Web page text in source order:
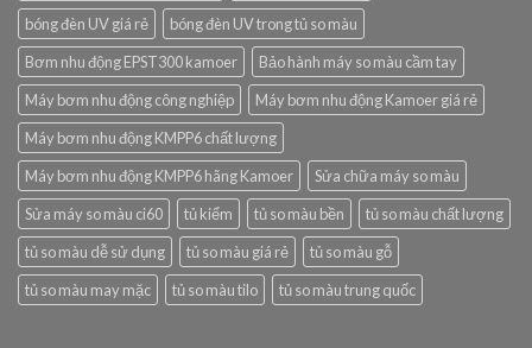
bóng đèn UV giá rẻ
bóng đèn UV trong tủ so màu
Bơm nhu động EPST300 kamoer
Bảo hành máy so màu cầm tay
Máy bơm nhu động công nghiệp
Máy bơm nhu động Kamoer giá rẻ
Máy bơm nhu động KMPP6 chất lượng
Máy bơm nhu động KMPP6 hãng Kamoer
Sửa chữa máy so màu
Sửa máy so màu ci60
tủ kiểm tủ so màu bền
tủ so màu chất lượng
tủ so màu dễ sử dụng
tủ so màu giá rẻ
tủ so màu gỗ
tủ so màu may mặc
tủ so màu tilo tủ so màu trung quốc